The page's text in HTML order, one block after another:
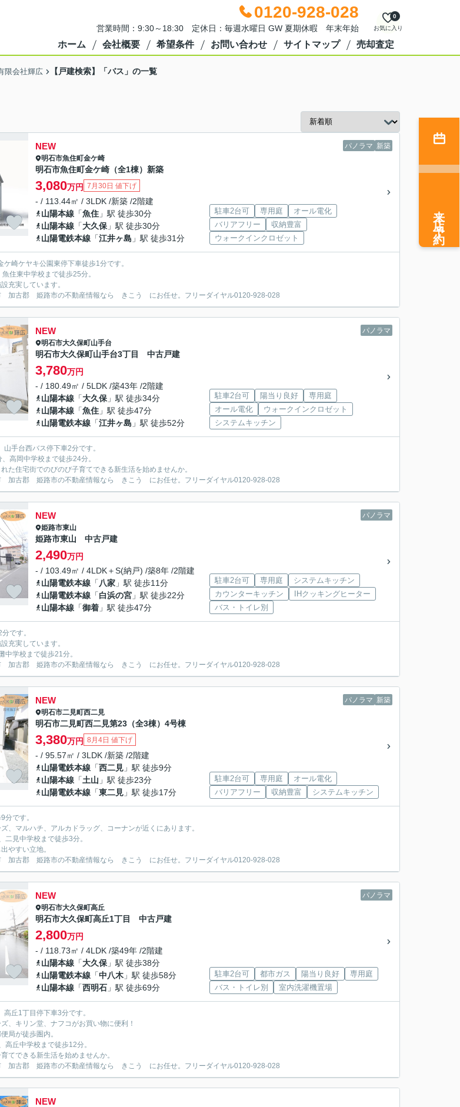
0120-928-028
営業時間：9:30～18:30 定休日：毎週水曜日 GW 夏期休暇 年末年始 お気に入り
0
ホーム 会社概要 希望条件 お問い合わせ サイトマップ 売却査定
限会社輝広 【戸建検索】「バス」の一覧
パノラマ 新築
NEW
明石市魚住町金ケ崎
明石市魚住町金ケ崎（全1棟）新築
3,080万円 7月30日 値下げ
- / 113.44㎡ / 3LDK /新築 /2階建
山陽本線 「魚住 」駅 徒歩30分
山陽本線 「大久保 」駅 徒歩30分
山陽電鉄本線 「江井ヶ島 」駅 徒歩31分
駐車2台可 専用庭
オール電化
バリアフリー
収納豊富
ウォークインクロゼット
崎ケヤキ公園東停下車徒歩1分です。
住東中学校まで徒歩25分。
充実しています。
古郡 姫路市の不動産情報なら きこう にお任せ。フリーダイヤル0120-928-028
パノラマ
NEW
明石市大久保町山手台
明石市大久保町山手台3丁目 中古戸建
3,780万円
- / 180.49㎡ / 5LDK /築43年 /2階建
山陽本線 「大久保 」駅 徒歩34分
山陽本線 「魚住 」駅 徒歩47分
山陽電鉄本線 「江井ヶ島 」駅 徒歩52分
駐車2台可 陽当り良好
専用庭
オール電化
ウォークインクロゼット
システムキッチン
手台西バス停下車2分です。
高岡中学校まで徒歩24分。
た住宅街でのびのび子育てできる新生活を始めませんか。
古郡 姫路市の不動産情報なら きこう にお任せ。フリーダイヤル0120-928-028
パノラマ
NEW
姫路市東山
姫路市東山 中古戸建
2,490万円
- / 103.49㎡ / 4LDK＋S(納戸) /築8年 /2階建
山陽電鉄本線 「 八家 」駅 徒歩11分
山陽電鉄本線 「白浜の宮 」駅 徒歩22分
山陽本線 「御着 」駅 徒歩47分
駐車2台可 専用庭
システムキッチン
カウンターキッチン
IHクッキングヒーター
バス・トイレ別
です。
充実しています。
中学校まで徒歩21分。
古郡 姫路市の不動産情報なら きこう にお任せ。フリーダイヤル0120-928-028
パノラマ 新築
NEW
明石市二見町西二見
明石市二見町西二見第23（全3棟）4号棟
3,380万円 8月4日 値下げ
- / 95.57㎡ / 3LDK /新築 /2階建
山陽電鉄本線 「西二見 」駅 徒歩9分
山陽本線 「土山 」駅 徒歩23分
山陽電鉄本線 「東二見 」駅 徒歩17分
駐車2台可 専用庭
オール電化
バリアフリー
収納豊富 システムキッチン
分です。
、マルハチ、アルカドラッグ、コーナンが近くにあります。
二見中学校まで徒歩3分。
やすい立地。
古郡 姫路市の不動産情報なら きこう にお任せ。フリーダイヤル0120-928-028
パノラマ
NEW
明石市大久保町高丘
明石市大久保町高丘1丁目 中古戸建
2,800万円
- / 118.73㎡ / 4LDK /築49年 /2階建
山陽本線 「大久保 」駅 徒歩38分
山陽電鉄本線 「中八木 」駅 徒歩58分
山陽本線 「西明石 」駅 徒歩69分
駐車2台可 都市ガス 陽当り良好
専用庭
バス・トイレ別
室内洗濯機置場
丘1丁目停下車3分です。
、キリン堂、ナフコがお買い物に便利！
局が徒歩圏内。
高丘中学校まで徒歩12分。
てできる新生活を始めませんか。
古郡 姫路市の不動産情報なら きこう にお任せ。フリーダイヤル0120-928-028
NEW
来店予約